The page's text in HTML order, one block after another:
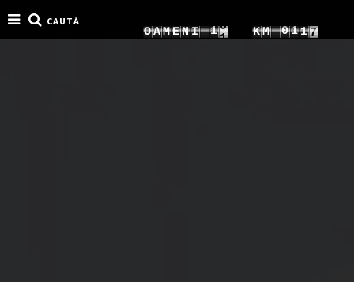
CAUTĂ
OAMENI
2
12
3
KM
0
12
1
4
3
6
5